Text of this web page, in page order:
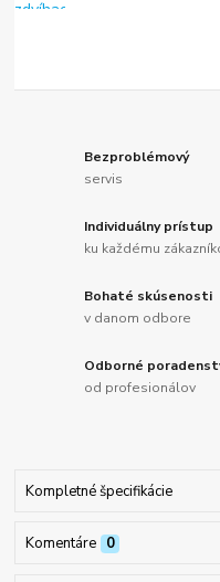
Bezproblémový
servis
Individuálny prístup
ku každému
Bohaté skúsenosti
v danom odbore
Odborné
od profesionálov
Kompletné špecifikácie
Komentáre 0